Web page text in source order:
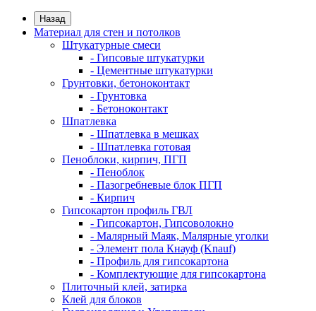
Назад
Материал для стен и потолков
Штукатурные смеси
- Гипсовые штукатурки
- Цементные штукатурки
Грунтовки, бетоноконтакт
- Грунтовка
- Бетоноконтакт
Шпатлевка
- Шпатлевка в мешках
- Шпатлевка готовая
Пеноблоки, кирпич, ПГП
- Пеноблок
- Пазогребневые блок ПГП
- Кирпич
Гипсокартон профиль ГВЛ
- Гипсокартон, Гипсоволокно
- Малярный Маяк, Малярные уголки
- Элемент пола Кнауф (Knauf)
- Профиль для гипсокартона
- Комплектующие для гипсокартона
Плиточный клей, затирка
Клей для блоков